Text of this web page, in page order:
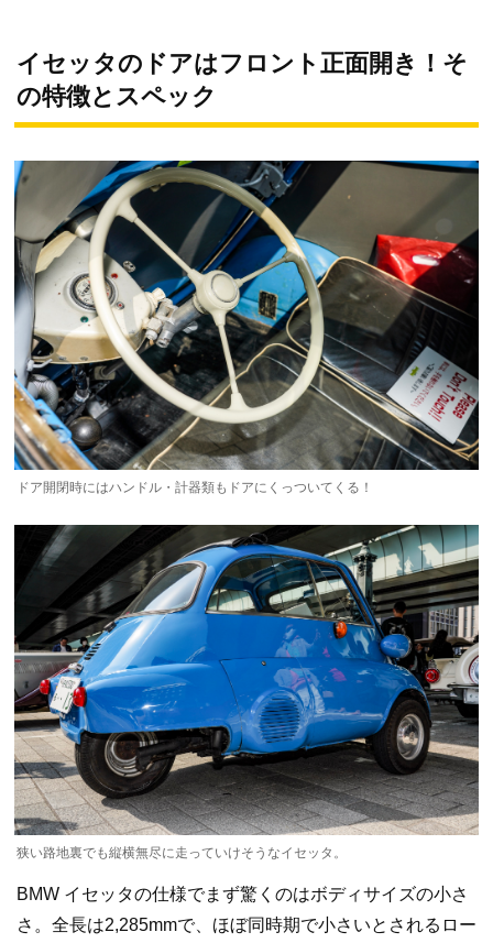
イセッタのドアはフロント正面開き！そ
の特徴とスペック
ドア開閉時にはハンドル・計器類もドアにくっついてくる！
狭い路地裏でも縦横無尽に走っていけそうなイセッタ。
BMW イセッタの仕様でまず驚くのはボディサイズの小さ
さ。全長は2,285mmで、ほぼ同時期で小さいとされるロー